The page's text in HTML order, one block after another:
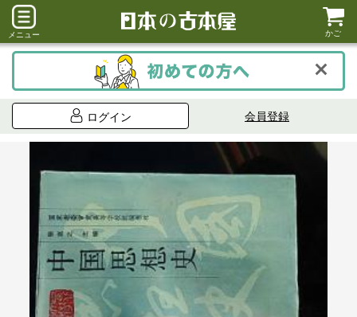
メニュー かご
ログイン 会員登録